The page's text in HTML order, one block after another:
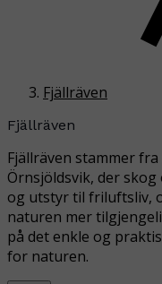
Fjällräven
Fjällräven
Fjällräven stammer
Örnsjöldsvik, der
og utstyr til friluftsliv,
naturen mer
på det enkle og
for naturen.